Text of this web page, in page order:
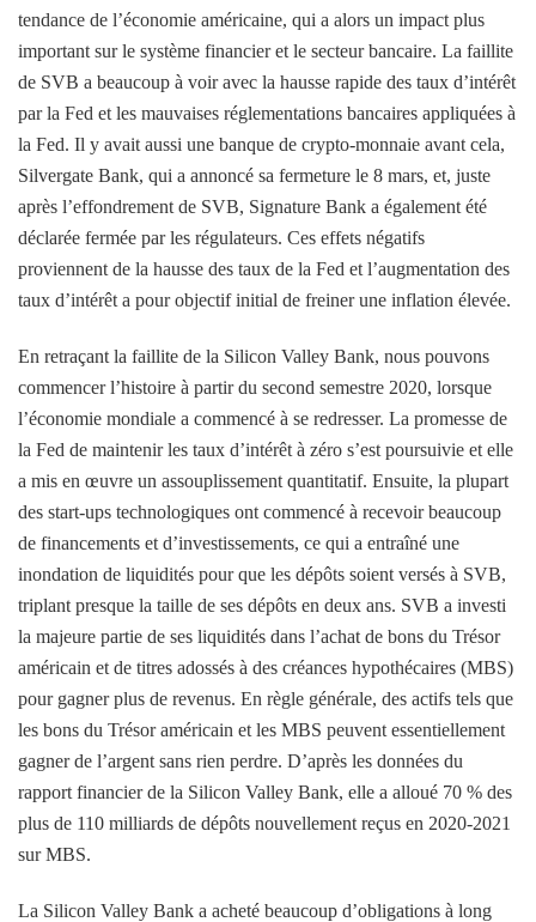
tendance de l’économie américaine, qui a alors un impact plus
important sur le système financier et le secteur bancaire. La faillite
de SVB a beaucoup à voir avec la hausse rapide des taux d’intérêt
par la Fed et les mauvaises réglementations bancaires appliquées à
la Fed. Il y avait aussi une banque de crypto-monnaie avant cela,
Silvergate Bank, qui a annoncé sa fermeture le 8 mars, et, juste
après l’effondrement de SVB, Signature Bank a également été
déclarée fermée par les régulateurs. Ces effets négatifs
proviennent de la hausse des taux de la Fed et l’augmentation des
taux d’intérêt a pour objectif initial de freiner une inflation élevée.
En retraçant la faillite de la Silicon Valley Bank, nous pouvons
commencer l’histoire à partir du second semestre 2020, lorsque
l’économie mondiale a commencé à se redresser. La promesse de
la Fed de maintenir les taux d’intérêt à zéro s’est poursuivie et elle
a mis en œuvre un assouplissement quantitatif. Ensuite, la plupart
des start-ups technologiques ont commencé à recevoir beaucoup
de financements et d’investissements, ce qui a entraîné une
inondation de liquidités pour que les dépôts soient versés à SVB,
triplant presque la taille de ses dépôts en deux ans. SVB a investi
la majeure partie de ses liquidités dans l’achat de bons du Trésor
américain et de titres adossés à des créances hypothécaires (MBS)
pour gagner plus de revenus. En règle générale, des actifs tels que
les bons du Trésor américain et les MBS peuvent essentiellement
gagner de l’argent sans rien perdre. D’après les données du
rapport financier de la Silicon Valley Bank, elle a alloué 70 % des
plus de 110 milliards de dépôts nouvellement reçus en 2020-2021
sur MBS.
La Silicon Valley Bank a acheté beaucoup d’obligations à long